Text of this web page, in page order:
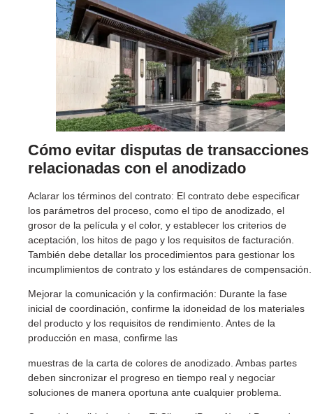
Cómo evitar disputas de transacciones
relacionadas con el anodizado
Aclarar los términos del contrato: El contrato debe especificar
los parámetros del proceso, como el tipo de anodizado, el
grosor de la película y el color, y establecer los criterios de
aceptación, los hitos de pago y los requisitos de facturación.
También debe detallar los procedimientos para gestionar los
incumplimientos de contrato y los estándares de compensación.
Mejorar la comunicación y la confirmación: Durante la fase
inicial de coordinación, confirme la idoneidad de los materiales
del producto y los requisitos de rendimiento. Antes de la
producción en masa, confirme las
muestras de la carta de colores de anodizado. Ambas partes
deben sincronizar el progreso en tiempo real y negociar
soluciones de manera oportuna ante cualquier problema.